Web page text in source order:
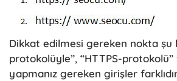
Dikkat edilmesi gereken nokta şu
protokolüyle”, “HTTPS-
yapmanız gereken girişler